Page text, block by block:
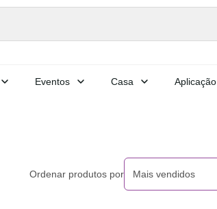
Eventos Casa Aplicação
Ordenar produtos por Mais vendidos